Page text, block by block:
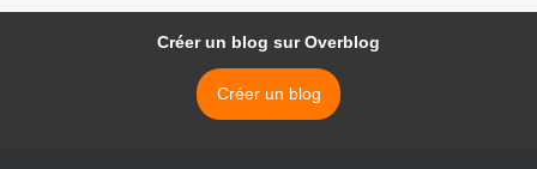
Créer un blog sur Overblog
Créer un blog